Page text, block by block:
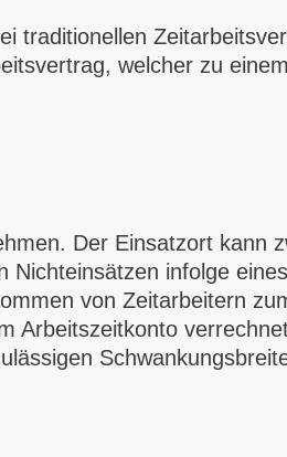
traditionellen
welcher zu einem
Der Einsatzort kann
Nichteinsätzen infolge eines
von Zeitarbeitern
Arbeitszeitkonto